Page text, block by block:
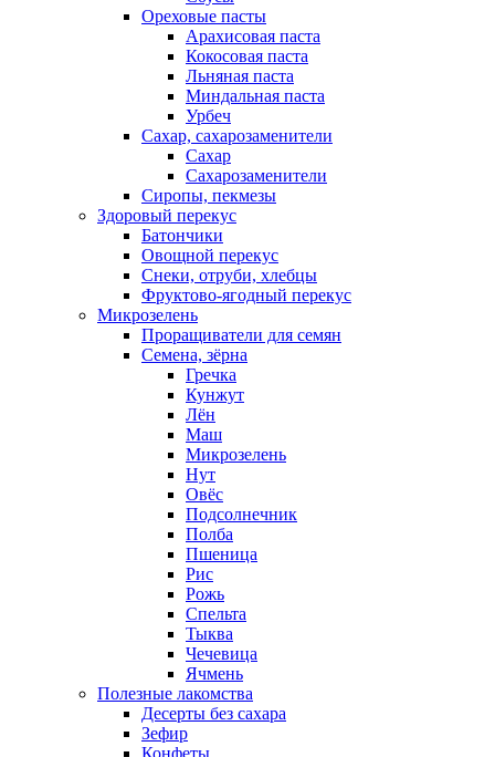
Ореховые пасты
Арахисовая паста
Кокосовая паста
Льняная паста
Миндальная паста
Урбеч
Сахар, сахарозаменители
Сахар
Сахарозаменители
Сиропы, пекмезы
Здоровый перекус
Батончики
Овощной перекус
Снеки, отруби, хлебцы
Фруктово-ягодный перекус
Микрозелень
Проращиватели для семян
Семена, зёрна
Гречка
Кунжут
Лён
Маш
Микрозелень
Нут
Овёс
Подсолнечник
Полба
Пшеница
Рис
Рожь
Спельта
Тыква
Чечевица
Ячмень
Полезные лакомства
Десерты без сахара
Зефир
Конфеты